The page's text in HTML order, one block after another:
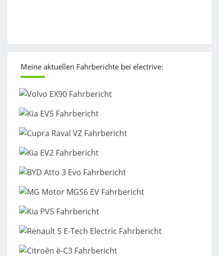
Meine aktuellen Fahrberichte bei electrive: